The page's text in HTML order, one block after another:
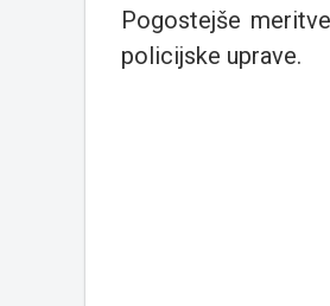
Pogostejše
policijske uprave.